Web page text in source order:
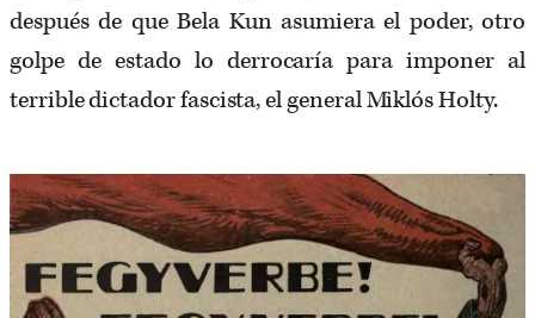
después de que Bela Kun asumiera el poder, otro
golpe de estado lo derrocaría para imponer al
terrible dictador fascista, el general Miklós Holty.